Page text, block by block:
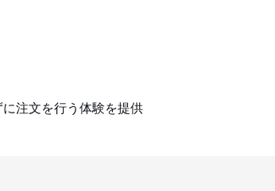
注文を行う体験を提供